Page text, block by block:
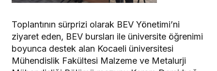
Toplantının sürprizi olarak BEV Yönetimi’ni
ziyaret eden, BEV bursları ile üniversite öğrenimi
boyunca destek alan Kocaeli üniversitesi
Mühendislik Fakültesi Malzeme ve Metalurji